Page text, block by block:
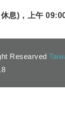
息)，上午
Researved